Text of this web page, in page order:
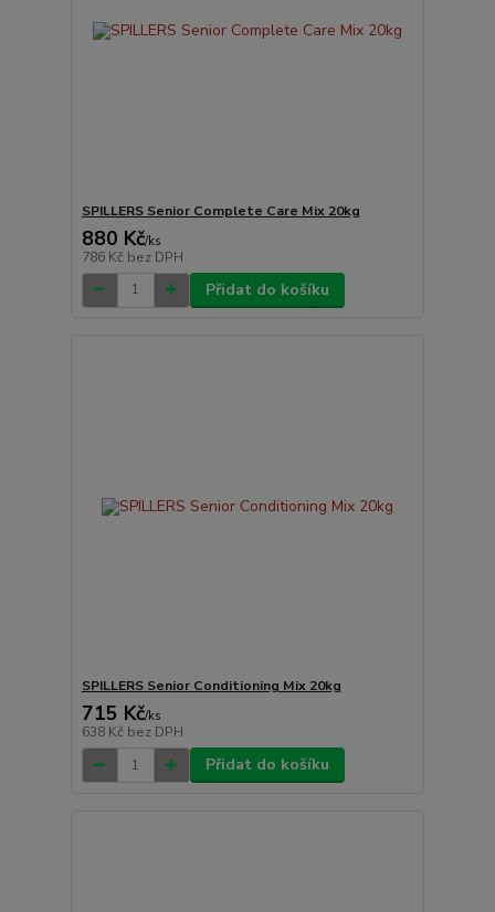
SPILLERS Senior Complete Care Mix 20kg
880 Kč/ks
786 Kč bez DPH
Přidat do košíku
SPILLERS Senior Conditioning Mix 20kg
715 Kč/ks
638 Kč bez DPH
Přidat do košíku